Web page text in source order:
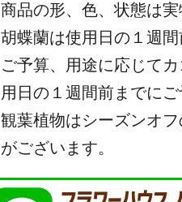
商品の形、色、状態は
胡蝶蘭は使用日の１週
ご予算、用途に応じて
用日の１週間前までに
観葉植物はシーズンオ
がございます。